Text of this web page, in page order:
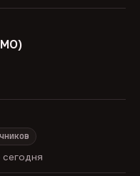
сегодня